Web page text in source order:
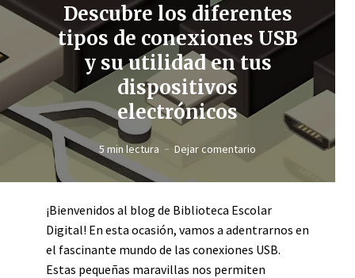
Descubre los diferentes
tipos de conexiones USB
y su utilidad en tus
dispositivos
electrónicos
5 min lectura Dejar comentario
¡Bienvenidos al blog de Biblioteca Escolar
Digital! En esta ocasión, vamos a adentrarnos en
el fascinante mundo de las conexiones USB.
Estas pequeñas maravillas nos permiten